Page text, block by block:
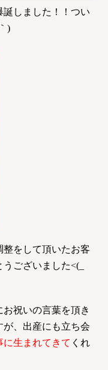
誕しました！！つい
)
をして頂いたお客
ございました<(_
祝いの言葉を頂き
、出産にも立ち会
に生まれてきて くれ